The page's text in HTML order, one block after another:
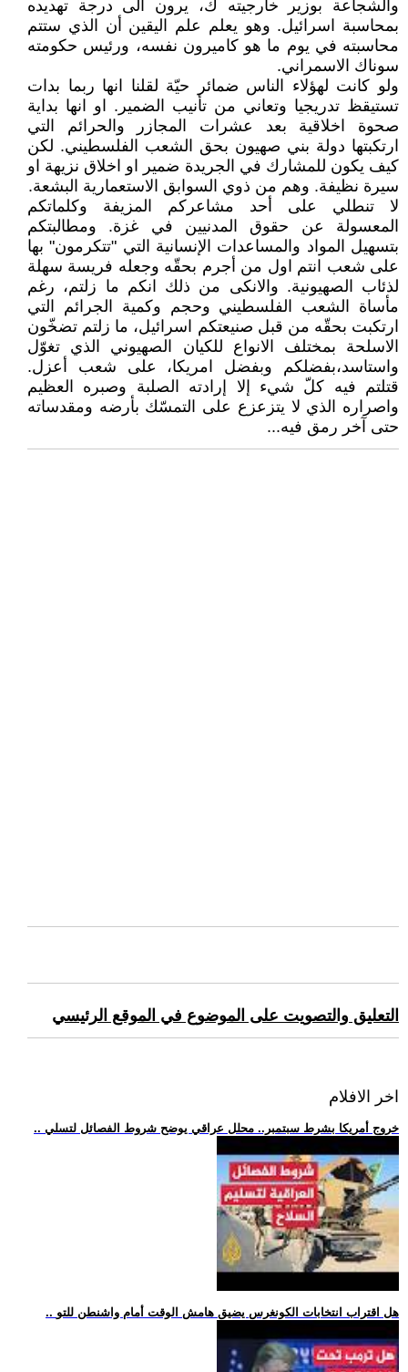
والشجاعة بوزير خارجيته ك، يرون الى درجة تهديده
بمحاسبة اسرائيل. وهو يعلم علم اليقين أن الذي ستتم
محاسبته في يوم ما هو كاميرون نفسه، ورئيس حكومته
سوناك الاسمراني.
ولو كانت لهؤلاء الناس ضمائر حيّة لقلنا انها ربما بدات
تستيقظ تدريجيا وتعاني من تأنيب الضمير. او انها بداية
صحوة اخلاقية بعد عشرات المجازر والحرائم التي
ارتكبتها دولة بني صهيون بحق الشعب الفلسطيني. لكن
كيف يكون للمشارك في الجريدة ضمير او اخلاق نزيهة او
سيرة نظيفة. وهم من ذوي السوابق الاستعمارية البشعة.
لا تنطلي على أحد مشاعركم المزيفة وكلماتكم
المعسولة عن حقوق المدنيين في غزة. ومطالبتكم
بتسهيل المواد والمساعدات الإنسانية التي "تتكرمون" بها
على شعب انتم اول من أجرم بحقّه وجعله فريسة سهلة
لذئاب الصهيونية. والانكى من ذلك انكم ما زلتم، رغم
مأساة الشعب الفلسطيني وحجم وكمية الجرائم التي
ارتكبت بحقّه من قبل صنيعتكم اسرائيل، ما زلتم تضخّون
الاسلحة بمختلف الانواع للكيان الصهيوني الذي تغوّل
واستاسد،بفضلكم وبفضل امريكا، على شعب أعزل.
قتلتم فيه كلّ شيء إلا إرادته الصلبة وصبره العظيم
واصراره الذي لا يتزعزع على التمسّك بأرضه ومقدساته
حتى آخر رمق فيه...
التعليق والتصويت على الموضوع في الموقع الرئيسي
اخر الافلام
.. خروج أمريكا بشرط سبتمبر.. محلل عراقي يوضح شروط الفصائل لتسلي
.. هل اقتراب انتخابات الكونغرس يضيق هامش الوقت أمام واشنطن للتو